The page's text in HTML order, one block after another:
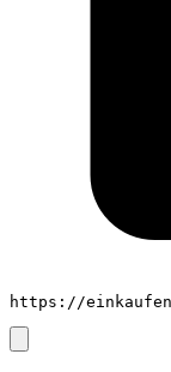
https://